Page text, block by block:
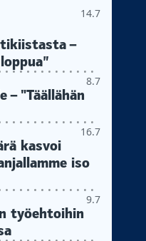
14.7
–
8.7
"Täällähän
16.7
kasvoi
iso
9.7
työehtoihin